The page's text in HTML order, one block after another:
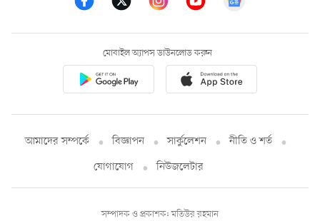
মোবাইল অ্যাপস ডাউনলোড করুন
আমাদের সম্পর্কে বিজ্ঞাপন সার্কুলেশন
নীতি ও শর্ত
যোগাযোগ
নিউজলেটার
সম্পাদক ও প্রকাশক: মতিউর রহমান